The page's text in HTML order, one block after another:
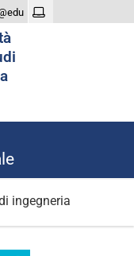
ingegneria